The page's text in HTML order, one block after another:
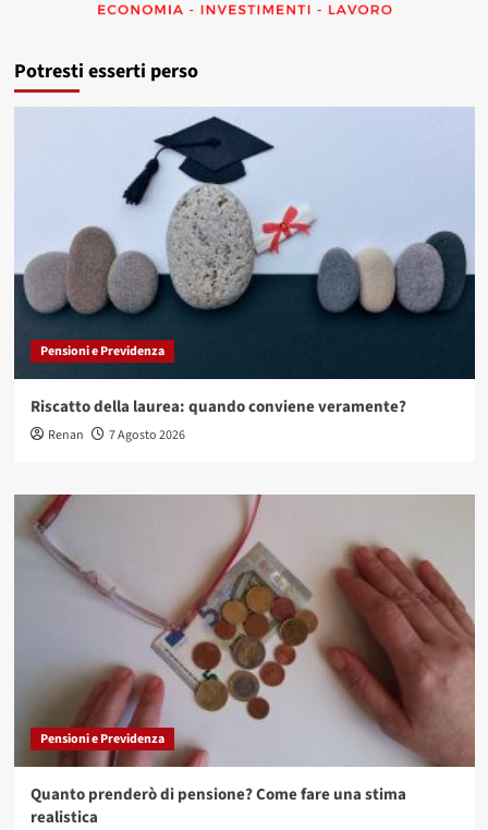
Potresti esserti perso
Pensioni e Previdenza
Riscatto della laurea: quando conviene veramente?
Renan 7 Agosto 2026
Pensioni e Previdenza
Quanto prenderò di pensione? Come fare una stima
realistica